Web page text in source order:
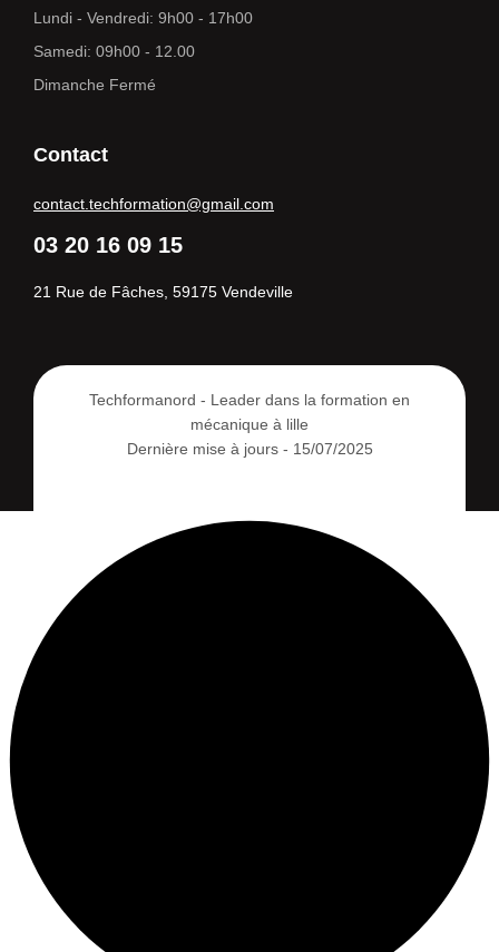
Lundi - Vendredi: 9h00 - 17h00
Samedi: 09h00 - 12.00
Dimanche Fermé
Contact
21 Rue de Fâches, 59175 Vendeville
03 20 16 09 15
contact.techformation@gmail.com
Techformanord - Leader dans la formation en
mécanique à lille
Dernière mise à jours - 15/07/2025